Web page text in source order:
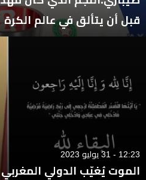
قبل أن يتألق في عالم الكرة
12:23 - 31 يوليو 2023
الموت يُغيّب الدولي